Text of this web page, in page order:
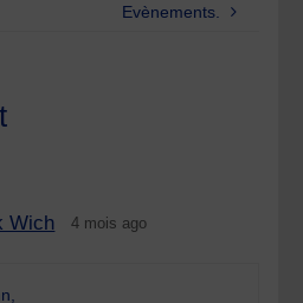
Evènements.
Wich 4 mois ago